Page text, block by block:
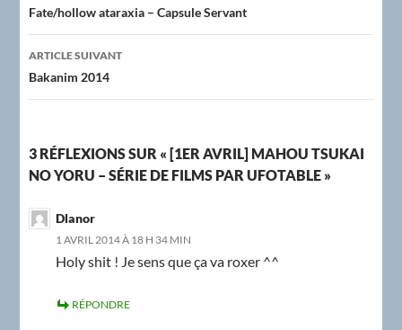
des
articles
Fate/hollow ataraxia – Capsule Servant
ARTICLE SUIVANT
Bakanim 2014
3 RÉFLEXIONS SUR « [1ER AVRIL] MAHOU TSUKAI
NO YORU – SÉRIE DE FILMS PAR UFOTABLE »
Dlanor
1 AVRIL 2014 À 18 H 34 MIN
Holy shit ! Je sens que ça va roxer ^^
RÉPONDRE